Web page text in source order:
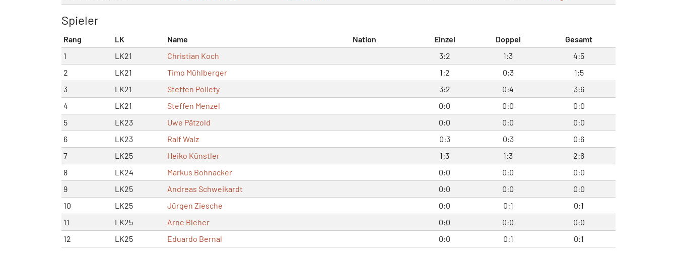
Spieler
Rang LK Name Nation Einzel Doppel
Gesamt
1
LK21 Christian Koch 3:2 1:3
4:5
2
LK21 Timo Mühlberger 1:2 0:3
1:5
3
LK21 Steffen Pollety 3:2 0:4
3:6
4
LK21 Steffen Menzel 0:0 0:0
0:0
5
LK23 Uwe Pätzold 0:0 0:0
0:0
6
LK23 Ralf Walz 0:3 0:3
0:6
7
LK25 Heiko Künstler 1:3 1:3
2:6
8
LK24 Markus Bohnacker 0:0 0:0
0:0
9
LK25 Andreas Schweikardt 0:0 0:0
0:0
10
LK25 Jürgen Ziesche 0:0 0:1
0:1
11
LK25 Arne Bleher 0:0 0:0
0:0
12
LK25 Eduardo Bernal 0:0 0:1 0:1